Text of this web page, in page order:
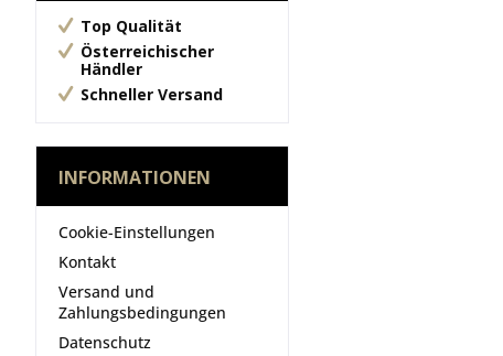
Top Qualität
Österreichischer
Händler
Schneller Versand
INFORMATIONEN
Cookie-Einstellungen
Kontakt
Versand und
Zahlungsbedingungen
Datenschutz